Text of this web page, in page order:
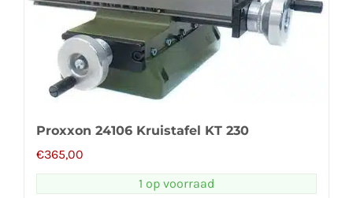
Proxxon 24106 Kruistafel KT 230
€365,00
1 op voorraad